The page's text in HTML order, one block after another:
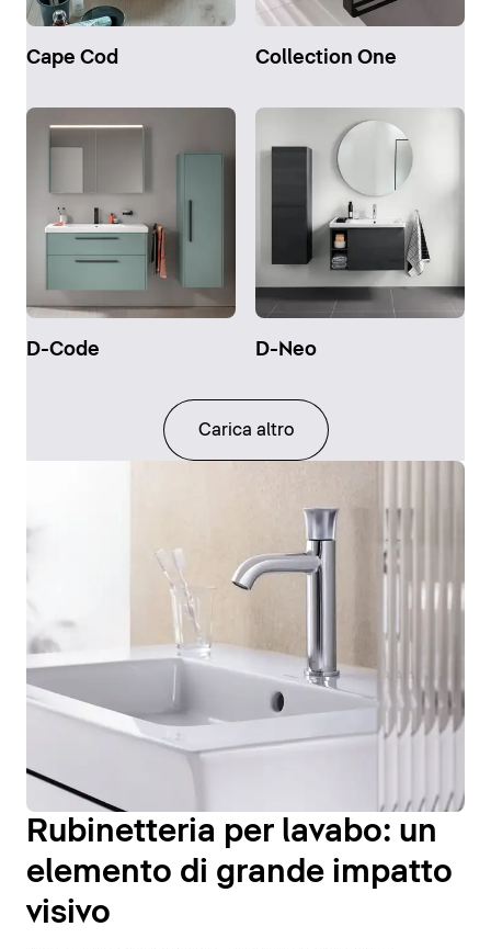
Cape Cod Collection One
D-Code D-Neo
Carica altro
Rubinetteria per lavabo: un
elemento di grande impatto
visivo